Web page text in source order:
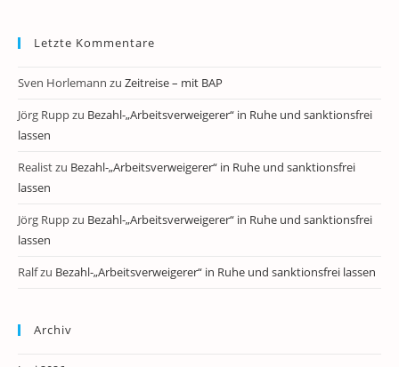
Letzte Kommentare
Sven Horlemann zu Zeitreise – mit BAP
Jörg Ruppzu Bezahl-„Arbeitsverweigerer“ in Ruhe und sanktionsfrei
lassen
Realistzu Bezahl-„Arbeitsverweigerer“ in Ruhe und sanktionsfrei
lassen
Jörg Ruppzu Bezahl-„Arbeitsverweigerer“ in Ruhe und sanktionsfrei
lassen
Ralfzu Bezahl-„Arbeitsverweigerer“ in Ruhe und sanktionsfrei lassen
Archiv